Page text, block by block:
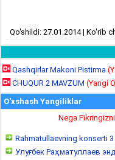
Qo'shildi: 27.01.2014 | Ko'rib
Qashqirlar Makoni Pistirma
CHUQUR 2 MAVZUM (Yangi
O'xshash Yangiliklar
Nega
Rahmatullaevning konserti
Улуғбек Раҳматуллаев